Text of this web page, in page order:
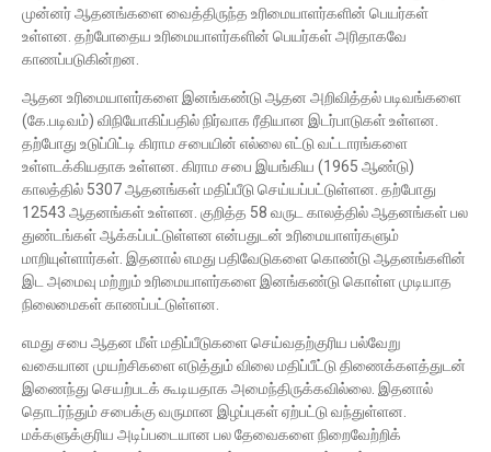
முன்னர் ஆதனங்களை வைத்திருந்த உரிமையாளர்களின் பெயர்கள்
உள்ளன. தற்போதைய உரிமையாளர்களின் பெயர்கள் அரிதாகவே
காணப்படுகின்றன.
ஆதன உரிமையாளர்களை இனங்கண்டு ஆதன அறிவித்தல் படிவங்களை
(கே.படிவம்) விநியோகிப்பதில் நிர்வாக ரீதியான இடர்பாடுகள் உள்ளன.
தற்போது உடுப்பிட்டி கிராம சபையின் எல்லை எட்டு வட்டாரங்களை
உள்ளடக்கியதாக உள்ளன. கிராம சபை இயங்கிய (1965 ஆண்டு)
காலத்தில் 5307 ஆதனங்கள் மதிப்பீடு செய்யப்பட்டுள்ளன. தற்போது
12543 ஆதனங்கள் உள்ளன. குறித்த 58 வருட காலத்தில் ஆதனங்கள் பல
துண்டங்கள் ஆக்கப்பட்டுள்ளன என்பதுடன் உரிமையாளர்களும்
மாறியுள்ளார்கள். இதனால் எமது பதிவேடுகளை கொண்டு ஆதனங்களின்
இட அமைவு மற்றும் உரிமையாளர்களை இனங்கண்டு கொள்ள முடியாத
நிலைமைகள் காணப்பட்டுள்ளன.
எமது சபை ஆதன மீள் மதிப்பீடுகளை செய்வதற்குரிய பல்வேறு
வகையான முயற்சிகளை எடுத்தும் விலை மதிப்பீட்டு திணைக்களத்துடன்
இணைந்து செயற்படக் கூடியதாக அமைந்திருக்கவில்லை. இதனால்
தொடர்ந்தும் சபைக்கு வருமான இழப்புகள் ஏற்பட்டு வந்துள்ளன.
மக்களுக்குரிய அடிப்படையான பல தேவைகளை நிறைவேற்றிக்